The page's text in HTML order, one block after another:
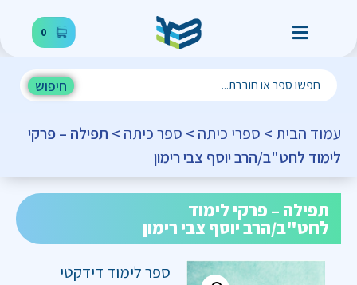
0
חיפוש
עמוד הבית > ספרי כיתה > ספר כיתה > תפילה – פרקי
לימוד לחט"ב/הרב יוסף צבי רימון
תפילה – פרקי לימוד
לחט"ב/הרב יוסף צבי רימון
ספר לימוד דידקטי